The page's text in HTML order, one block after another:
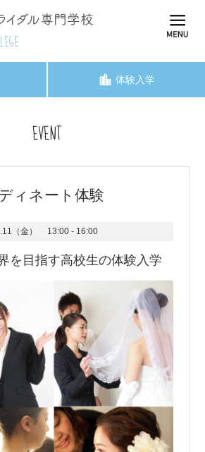
体験入学
EVENT
ィネート体験
（金） 13:00 - 16:00
を目指す高校生の体験入学